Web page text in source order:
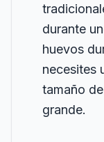
durante
huevos
necesites
tamaño
grande.